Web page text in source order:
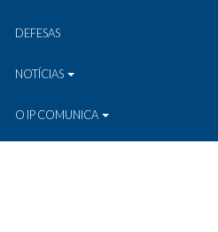
DEFESAS
NOTÍCIAS
O IP COMUNICA